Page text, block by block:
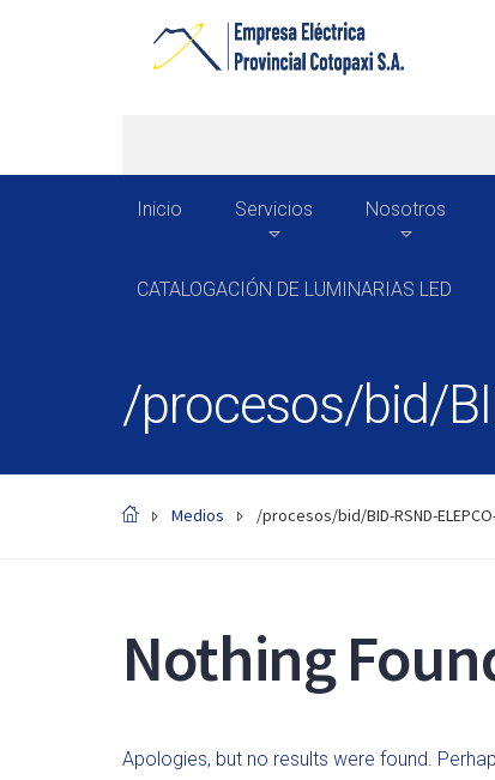
Inicio Servicios Nosotros
CATALOGACIÓN DE LUMINARIAS LED
/procesos/bid/
Medios /procesos/bid/BID-RSND-
Nothing
Apologies, but no results were found.